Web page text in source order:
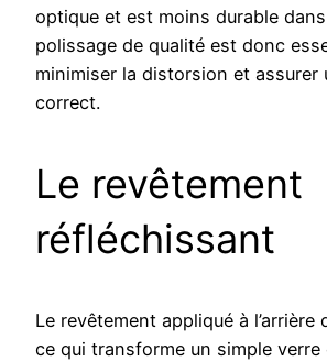
optique et est moins durable
polissage de qualité est donc
minimiser la distorsion et assurer
correct.
Le revêtement
réfléchissant
Le revêtement appliqué à
ce qui transforme un simple verre